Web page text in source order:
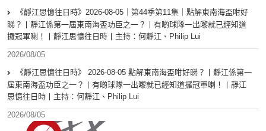
《靜江思憶往日時》2026-08-05｜第44季第11集｜點解東南海盃咁好
睇？丨靜江係第一屆東南海盃功臣之一？丨有啲球隊一出嚟就已經知道
攞冠軍喇！丨靜江思憶往日時丨主持：何靜江、Philip Lui
2026/08/05
《靜江思憶往日時》 2026-08-05 點解東南海盃咁好睇？丨靜江係第一
屆東南海盃功臣之一？丨有啲球隊一出嚟就已經知道攞冠軍喇！丨靜江
思憶往日時丨主持：何靜江、Philip Lui
2026/08/05